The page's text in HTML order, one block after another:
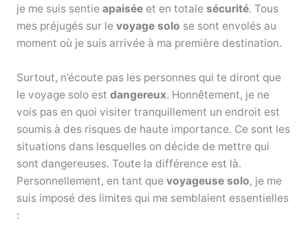
je me suis sentie apaiséeet en totale sécurité. Tous
mes préjugés sur le voyage solo se sont envolés au
moment où je suis arrivée à ma première destination.
Surtout, n’écoute pas les personnes qui te diront que
le voyage solo est dangereux. Honnêtement, je ne
vois pas en quoi visiter tranquillement un endroit est
soumis à des risques de haute importance. Ce sont les
situations dans lesquelles on décide de mettre qui
sont dangereuses. Toute la différence est là.
Personnellement, en tant que voyageuse solo, je me
suis imposé des limites qui me semblaient essentielles
: